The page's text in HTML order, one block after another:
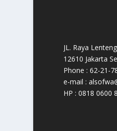
JL. Raya
12610 Jakarta
Phone : 62-21-
e-mail :
HP : 0818 0600